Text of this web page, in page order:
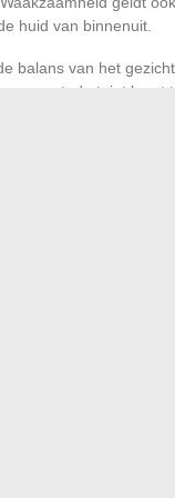
huid van binnenuit.
balans van het
de teint komt